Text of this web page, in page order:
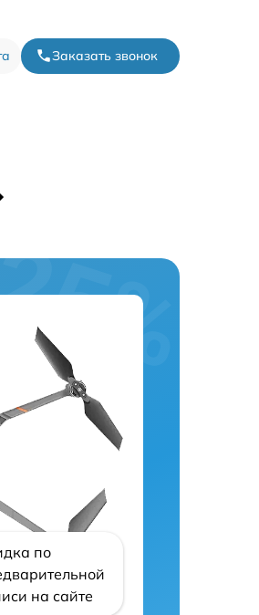
Заказать звонок
по
на сайте